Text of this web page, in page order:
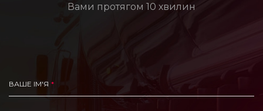
Вами протягом 10 хвилин
ВАШЕ ІМ'Я